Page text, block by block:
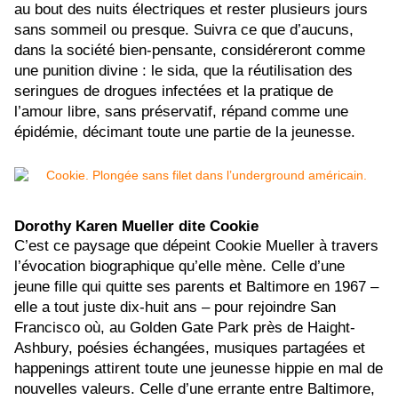
au bout des nuits électriques et rester plusieurs jours
sans sommeil ou presque. Suivra ce que d’aucuns,
dans la société bien-pensante, considéreront comme
une punition divine : le sida, que la réutilisation des
seringues de drogues infectées et la pratique de
l’amour libre, sans préservatif, répand comme une
épidémie, décimant toute une partie de la jeunesse.
Dorothy Karen Mueller dite Cookie
C’est ce paysage que dépeint Cookie Mueller à travers
l’évocation biographique qu’elle mène. Celle d’une
jeune fille qui quitte ses parents et Baltimore en 1967 –
elle a tout juste dix-huit ans – pour rejoindre San
Francisco où, au Golden Gate Park près de Haight-
Ashbury, poésies échangées, musiques partagées et
happenings attirent toute une jeunesse hippie en mal de
nouvelles valeurs. Celle d’une errante entre Baltimore,